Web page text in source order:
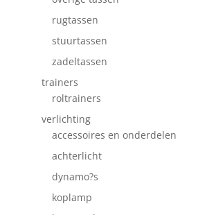
rugtassen
stuurtassen
zadeltassen
trainers
roltrainers
verlichting
accessoires en onderdelen
achterlicht
dynamo?s
koplamp